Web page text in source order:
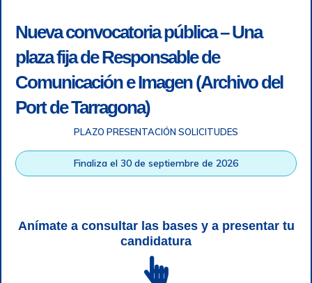
grabación telefónica
| SGSI |
Login
Autoridad Portuaria de Tarragona © Todos los derechos
Nueva convocatoria pública – Una
plaza fija de Responsable de
Comunicación e Imagen (Archivo del
Port de Tarragona)
PLAZO PRESENTACIÓN SOLICITUDES
Finaliza el 30 de septiembre de 2026
Anímate a consultar las bases y a presentar tu
candidatura